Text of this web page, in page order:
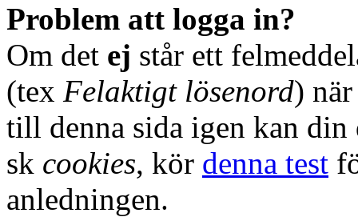
Problem att logga in?
Om det ej står ett
(tex Felaktigt lösenord)
till denna sida igen kan din
sk cookies, kör denna test
anledningen.